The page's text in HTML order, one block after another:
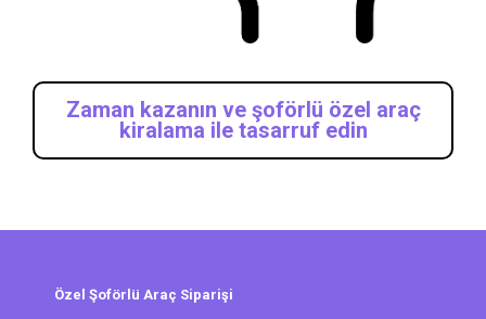
Zaman kazanın ve şoförlü özel araç
kiralama ile tasarruf edin
Özel Şoförlü Araç Siparişi